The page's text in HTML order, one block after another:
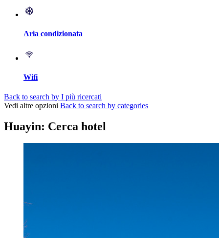
Aria condizionata
Wifi
Back to search by I più ricercati
Vedi altre opzioni Back to search by categories
Huayin: Cerca hotel